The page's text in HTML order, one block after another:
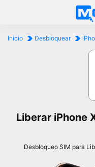
Inicio Desbloquear
Liberar iPhone
Desbloqueo SIM para